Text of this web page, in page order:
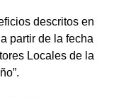
descritos en
partir de la fecha
Locales de la